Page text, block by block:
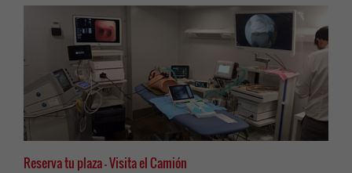
Reserva tu plaza - Visita el Camión